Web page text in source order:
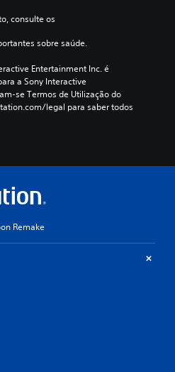
consulte os
sobre saúde.
Entertainment Inc. é
a Sony Interactive
se Termos de Utilização do
legal para saber todos
Remake